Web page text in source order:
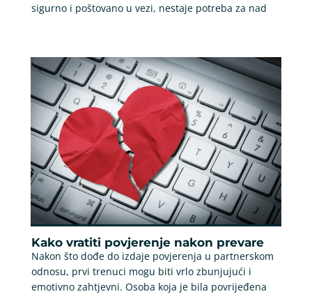
sigurno i poštovano u vezi, nestaje potreba za nad
Kako vratiti povjerenje nakon prevare
Nakon što dođe do izdaje povjerenja u partnerskom
odnosu, prvi trenuci mogu biti vrlo zbunjujući i
emotivno zahtjevni. Osoba koja je bila povrijeđena